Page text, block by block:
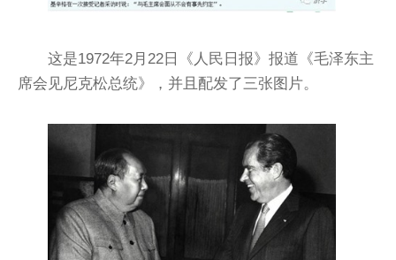
这是1972年2月22日《人民日报》报道《毛泽东主
席会见尼克松总统》，并且配发了三张图片。